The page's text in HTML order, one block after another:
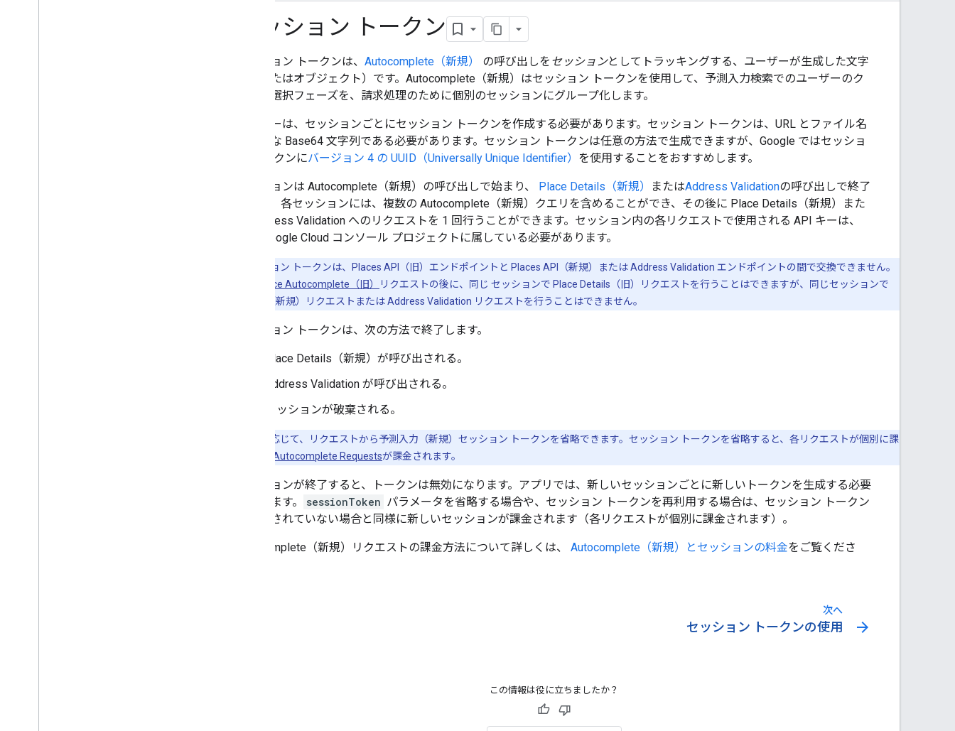
セッション トークン
セッション トークンは、 Autocomplete（新規） の呼び出しを セッションとしてトラッキングする、ユーザーが生成した文字
列（またはオブジェクト）です。Autocomplete（新規）はセッション トークンを使用して、予測入力検索でのユーザーのク
エリと選択フェーズを、請求処理のために個別のセッションにグループ化します。
ユーザーは、セッションごとにセッション トークンを作成する必要があります。セッション トークンは、URL とファイル名
で安全な Base64 文字列である必要があります。セッション トークンは任意の方法で生成できますが、Google ではセッショ
ン トークンにバージョン 4 の UUID（Universally Unique Identifier） を使用することをおすすめします。
セッションは Autocomplete（新規）の呼び出しで始まり、 Place Details（新規） またはAddress Validationの呼び出しで終了
します。各セッションには、複数の Autocomplete（新規）クエリを含めることができ、その後に Place Details（新規）また
は Address Validation へのリクエストを 1 回行うことができます。セッション内の各リクエストで使用される API キーは、
同じ Google Cloud コンソール プロジェクトに属している必要があります。
セッション トークンは、Places API（旧）エンドポイントと Places API（新規）または Address Validation エンドポイントの間で交換できません。
Place Autocomplete（旧）
リクエストの後に、同じ セッションで Place Details（旧）リクエストを行うことはできますが、同じセッションで
Place Details（新規）リクエストまたは Address Validation リクエストを行うことはできません。
セッション トークンは、次の方法で終了します。
Place Details（新規）が呼び出される。
Address Validation が呼び出される。
セッションが破棄される。
必要に応じて、リクエストから予測入力（新規）セッション トークンを省略できます。セッション トークンを省略すると、各リクエストが個別に課
SKU: Autocomplete Requestsが課金されます。
セッションが終了すると、トークンは無効になります。アプリでは、新しいセッションごとに新しいトークンを生成する必要
があります。
sessionToken パラメータを省略する場合や、セッション トークンを再利用する場合は、セッション トークン
が指定されていない場合と同様に新しいセッションが課金されます（各リクエストが個別に課金されます）。
Autocomplete（新規）リクエストの課金方法について詳しくは、 Autocomplete（新規）とセッションの料金をご覧くださ
次へ
セッション トークンの使用 arrow_forward
この情報は役に立ちましたか？